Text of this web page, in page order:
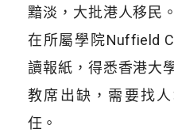
黯淡，大批港人移民
在所屬學院Nuffield
讀報紙，得悉香港大
教席出缺，需要找
任。